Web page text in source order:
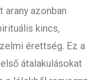
arany azonban
kincs,
érettség. Ez a
átalakulásokat